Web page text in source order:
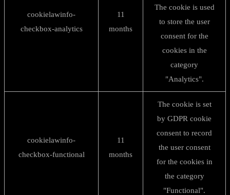
cookielawinfo-
checkbox-analytics
11
months
The cookie is used
to store the user
consent for the
cookies in the
category
"Analytics".
cookielawinfo-
checkbox-functional
11
months
The cookie is set
by GDPR cookie
consent to record
the user consent
for the cookies in
the category
"Functional".